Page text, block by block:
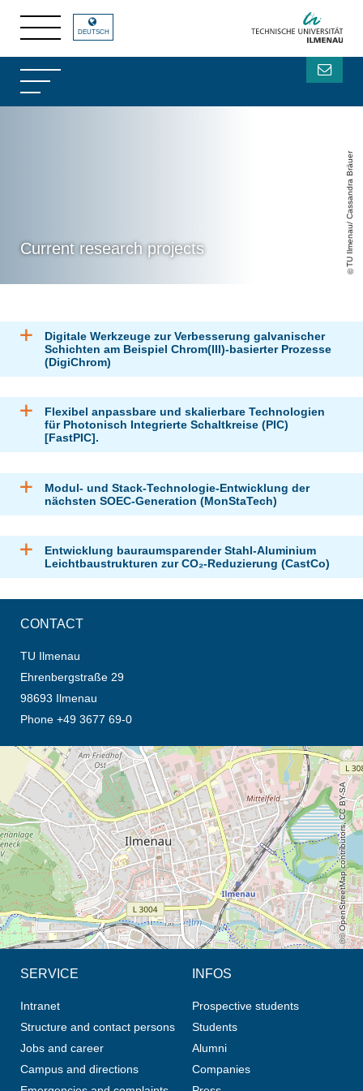
Current research projects TU Ilmenau/ Cassandra Bräuer
DEUTSCH
Digitale Werkzeuge zur Verbesserung galvanischer
Schichten am Beispiel Chrom(III)-basierter Prozesse
(DigiChrom)
Flexibel anpassbare und skalierbare Technologien
für Photonisch Integrierte Schaltkreise (PIC)
[FastPIC].
Modul- und Stack-Technologie-Entwicklung der
nächsten SOEC-Generation (MonStaTech)
Entwicklung bauraumsparender Stahl-Aluminium
Leichtbaustrukturen zur CO₂-Reduzierung (CastCo)
CONTACT
TU Ilmenau
Ehrenbergstraße 29
98693 Ilmenau
Phone +49 3677 69-0
opens the direction in new tab (map)
© OpenStreetMap contributors, CC BY-SA
SERVICE
Intranet
Structure and contact persons
Jobs and career
Campus and directions
INFOS
Prospective students
Students
Alumni
Companies